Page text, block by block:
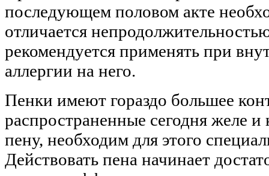
последующем половом акте
отличается
рекомендуется применять при
аллергии на него.
Пенки имеют гораздо большее
распространенные сегодня желе
пену, необходим для этого
Действовать пена начинает